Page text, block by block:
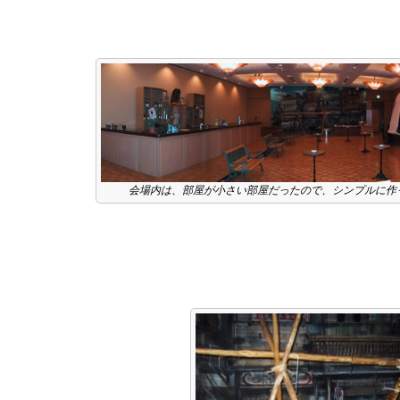
会場内は、部屋が小さい部屋だったので、シンプルに作